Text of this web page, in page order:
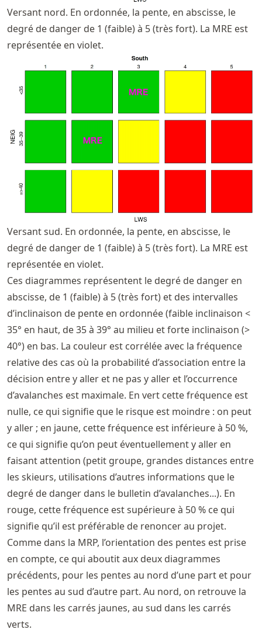
Versant nord. En ordonnée, la pente, en abscisse, le
degré de danger de 1 (faible) à 5 (très fort). La MRE est
représentée en violet.
Versant sud. En ordonnée, la pente, en abscisse, le
degré de danger de 1 (faible) à 5 (très fort). La MRE est
représentée en violet.
Ces diagrammes représentent le degré de danger en
abscisse, de 1 (faible) à 5 (très fort) et des intervalles
d’inclinaison de pente en ordonnée (faible inclinaison <
35° en haut, de 35 à 39° au milieu et forte inclinaison (>
40°) en bas. La couleur est corrélée avec la fréquence
relative des cas où la probabilité d’association entre la
décision entre y aller et ne pas y aller et l’occurrence
d’avalanches est maximale. En vert cette fréquence est
nulle, ce qui signifie que le risque est moindre : on peut
y aller ; en jaune, cette fréquence est inférieure à 50 %,
ce qui signifie qu’on peut éventuellement y aller en
faisant attention (petit groupe, grandes distances entre
les skieurs, utilisations d’autres informations que le
degré de danger dans le bulletin d’avalanches...). En
rouge, cette fréquence est supérieure à 50 % ce qui
signifie qu’il est préférable de renoncer au projet.
Comme dans la MRP, l’orientation des pentes est prise
en compte, ce qui aboutit aux deux diagrammes
précédents, pour les pentes au nord d’une part et pour
les pentes au sud d’autre part. Au nord, on retrouve la
MRE dans les carrés jaunes, au sud dans les carrés
verts.